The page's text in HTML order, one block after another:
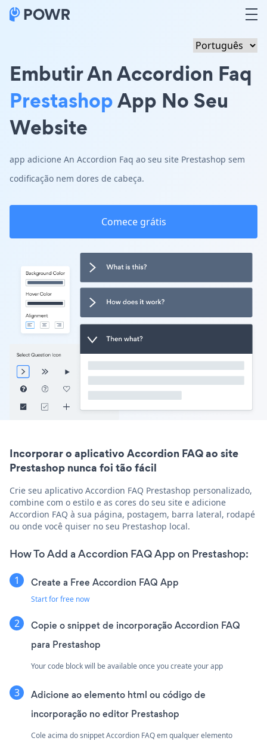
Embutir An Accordion Faq
PrestashopApp No Seu
Website
app adicione An Accordion Faq ao seu site Prestashop sem
codificação nem dores de cabeça.
Comece grátis
Incorporar o aplicativo Accordion FAQ ao site
Prestashop nunca foi tão fácil
Crie seu aplicativo Accordion FAQ Prestashop personalizado,
combine com o estilo e as cores do seu site e adicione
Accordion FAQ à sua página, postagem, barra lateral, rodapé
ou onde você quiser no seu Prestashop local.
How To Add a Accordion FAQ App on Prestashop:
Create a Free Accordion FAQ App
Start for free now
Copie o snippet de incorporação Accordion FAQ
para Prestashop
Your code block will be available once you create your app
Adicione ao elemento html ou código de
incorporação no editor Prestashop
Cole acima do snippet Accordion FAQ em qualquer elemento